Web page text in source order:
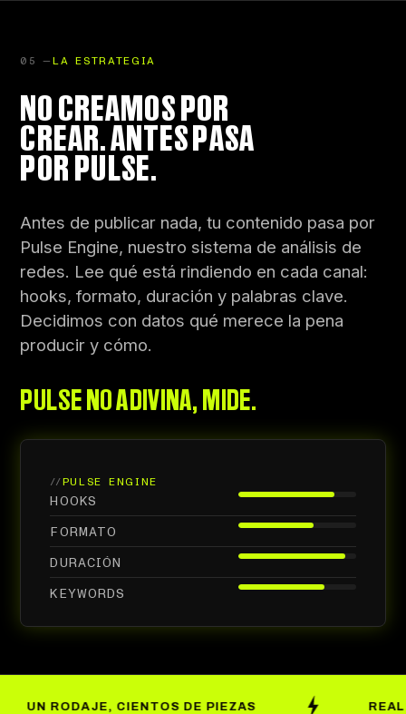
05 —LA ESTRATEGIA
NO CREAMOS POR
CREAR. ANTES PASA
POR PULSE.
Antes de publicar nada, tu contenido pasa por
Pulse Engine, nuestro sistema de análisis de
redes. Lee qué está rindiendo en cada canal:
hooks, formato, duración y palabras clave.
Decidimos con datos qué merece la pena
producir y cómo.
PULSE NO ADIVINA, MIDE.
//PULSE ENGINE
HOOKS
FORMATO
DURACIÓN
KEYWORDS
CIENTOS DE PIEZAS REAL + IA